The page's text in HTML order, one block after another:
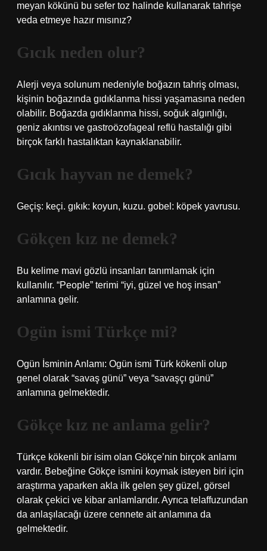
meyan kökünü bu sefer toz halinde kullanarak tahrişe
veda etmeye hazır mısınız?
Gıcık neden olur?
Alerji veya solunum nedeniyle boğazın tahriş olması,
kişinin boğazında gıdıklanma hissi yaşamasına neden
olabilir. Boğazda gıdıklanma hissi, soğuk algınlığı,
geniz akıntısı ve gastroözofageal reflü hastalığı gibi
birçok farklı hastalıktan kaynaklanabilir.
Gıcık hayvan ne demek?
Geçiş: keçi. gıkık: koyun, kuzu. gobel: köpek yavrusu.
Gökçen kız ne demek?
Bu kelime mavi gözlü insanları tanımlamak için
kullanılır. “People” terimi “iyi, güzel ve hoş insan”
anlamına gelir.
Ogün ismi Türkçe mi?
Ogün İsminin Anlamı: Ogün ismi Türk kökenli olup
genel olarak “savaş günü” veya “savaşçı günü”
anlamına gelmektedir.
Gökçe kız ne anlama gelir?
Türkçe kökenli bir isim olan Gökçe’nin birçok anlamı
vardır. Bebeğine Gökçe ismini koymak isteyen biri için
araştırma yaparken akla ilk gelen şey güzel, görsel
olarak çekici ve kibar anlamlarıdır. Ayrıca telaffuzundan
da anlaşılacağı üzere cennete ait anlamına da
gelmektedir.